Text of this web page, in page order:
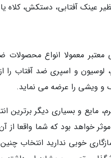
آفتابی، دستکش، کلاه یا
معمولا انواع محصولات
لوسیون و اسپری ضد آفتاب را از
و ویشی را عرضه می نماید.
مایع و بسیاری دیگر
خواهد بود که شما واقعا از
خوبی ندارید انتخاب